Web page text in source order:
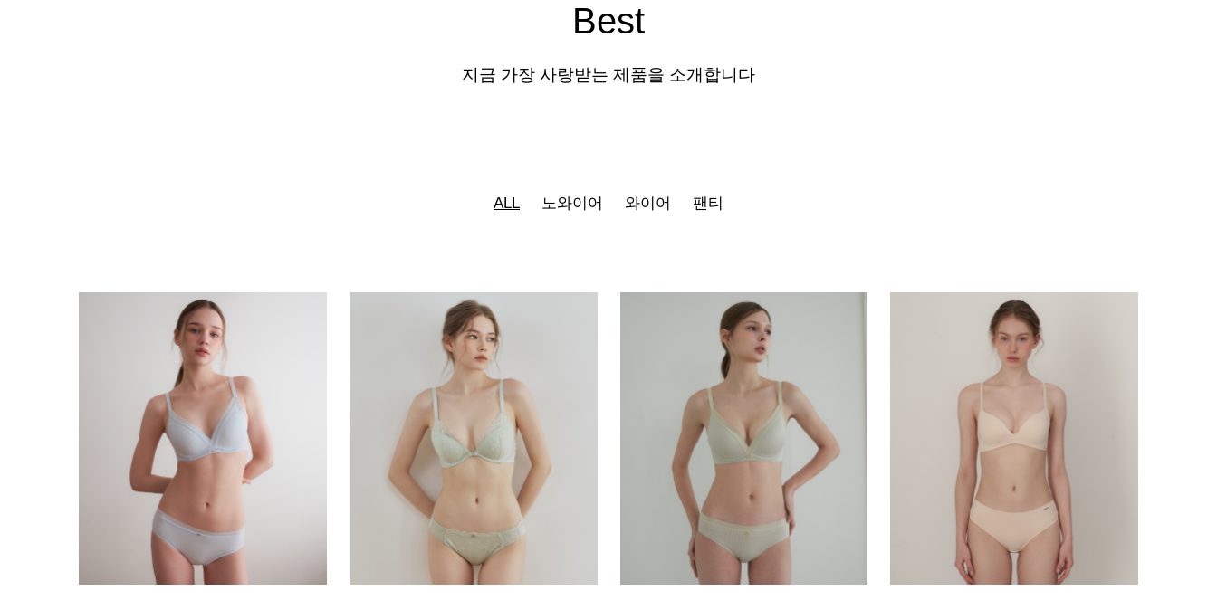
Best
지금 가장 사랑받는 제품을 소개합니다
ALL 노와이어 와이어 팬티